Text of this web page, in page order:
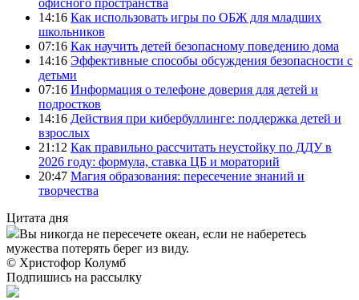
14:16 Как использовать игры по ОБЖ для младших
школьников
07:16 Как научить детей безопасному поведению дома
14:16 Эффективные способы обсуждения безопасности с
детьми
07:16 Информация о телефоне доверия для детей и
подростков
14:16 Действия при кибербуллинге: поддержка детей и
взрослых
21:12 Как правильно рассчитать неустойку по ДДУ в
2026 году: формула, ставка ЦБ и мораторий
20:47 Магия образования: пересечение знаний и
творчества
Цитата дня
Вы никогда не пересечете океан, если не наберетесь
мужества потерять берег из виду.
© Христофор Колумб
Подпишись на рассылку